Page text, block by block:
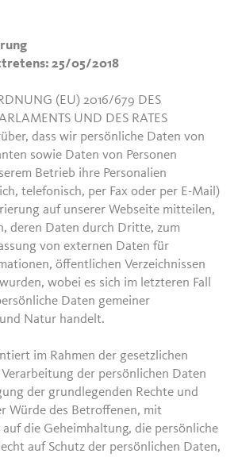
25/05/2018
(EU) 2016/679 DES
UND DES RATES
dass wir persönliche Daten von
sowie Daten von Personen
Betrieb ihre Personalien
telefonisch, per Fax oder per E-Mail)
auf unserer Webseite mitteilen,
deren Daten durch Dritte, zum
von externen Daten für
öffentlichen Verzeichnissen
wobei es sich im letzteren Fall
Daten gemeiner
Natur handelt.
im Rahmen der gesetzlichen
der persönlichen Daten
der grundlegenden Rechte und
Würde des Betroffenen, mit
auf die Geheimhaltung, die persönliche
auf Schutz der persönlichen Daten,